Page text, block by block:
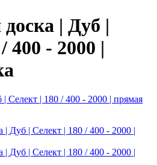
| Дуб |
400 - 2000 |